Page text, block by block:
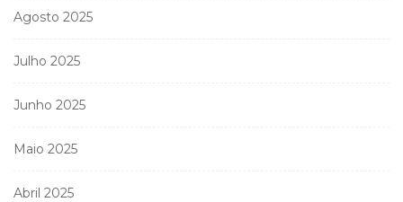
Agosto 2025
Julho 2025
Junho 2025
Maio 2025
Abril 2025